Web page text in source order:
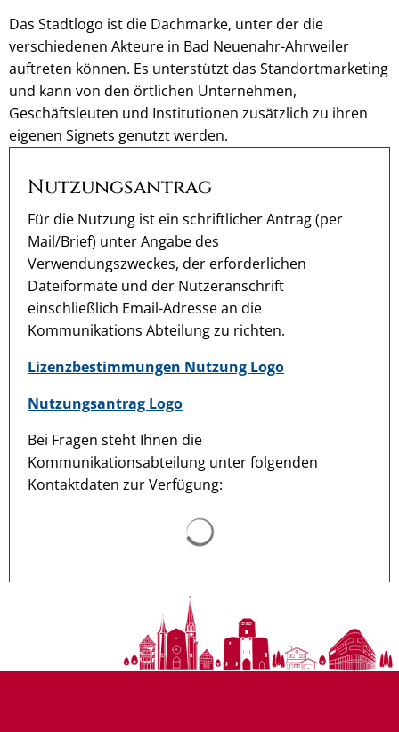
Das Stadtlogo ist die Dachmarke, unter der die
verschiedenen Akteure in Bad Neuenahr-Ahrweiler
auftreten können. Es unterstützt das Standortmarketing
und kann von den örtlichen Unternehmen,
Geschäftsleuten und Institutionen zusätzlich zu ihren
eigenen Signets genutzt werden.
Nutzungsantrag
Für die Nutzung ist ein schriftlicher Antrag (per
Mail/Brief) unter Angabe des
Verwendungszweckes, der erforderlichen
Dateiformate und der Nutzeranschrift
einschließlich Email-Adresse an die
Kommunikations Abteilung zu richten.
Lizenzbestimmungen Nutzung Logo
Nutzungsantrag Logo
Bei Fragen steht Ihnen die
Kommunikationsabteilung unter folgenden
Kontaktdaten zur Verfügung: